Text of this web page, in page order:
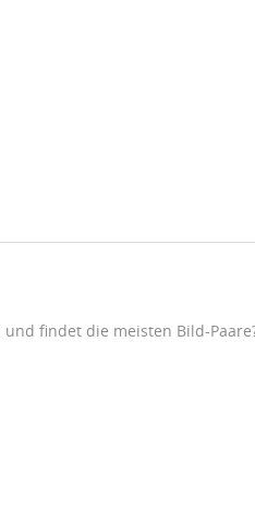
findet die meisten Bild-